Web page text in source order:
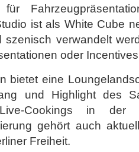
für
ist als White Cube
szenisch verwandelt
oder
bietet eine
und Highlight des
Cookings in der
gehört auch
Freiheit.